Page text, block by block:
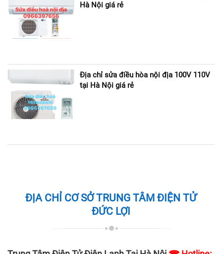
Hà Nội giá rẻ
Địa chỉ sửa điều hòa nội địa 100V 110V
tại Hà Nội giá rẻ
ĐỊA CHỈ CƠ SỞ TRUNG TÂM ĐIỆN TỬ
ĐỨC LỢI